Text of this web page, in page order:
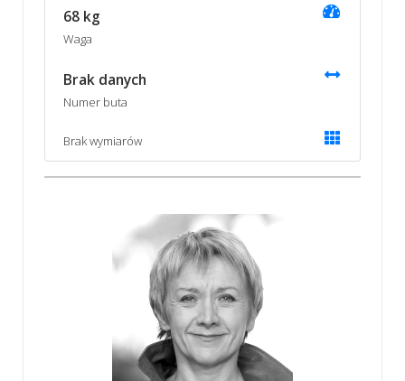
68 kg
Waga
Brak danych
Numer buta
Brak wymiarów